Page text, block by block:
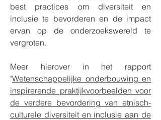
best practices om diversiteit en
inclusie te bevorderen en de impact
ervan op de onderzoekswereld te
vergroten.
Meer hierover in het rapport
"Wetenschappelijke onderbouwing en
inspirerende praktijkvoorbeelden voor
de verdere bevordering van etnisch-
culturele diversiteit en inclusie aan de